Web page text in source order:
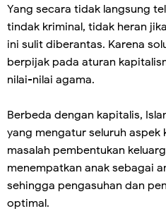
Yang secara tidak langsung
tindak kriminal, tidak heran
ini sulit diberantas. Karena
berpijak pada aturan
nilai-nilai agama.
Berbeda dengan kapitalis,
yang mengatur seluruh aspek
masalah pembentukan
menempatkan anak sebagai
sehingga pengasuhan dan
optimal.